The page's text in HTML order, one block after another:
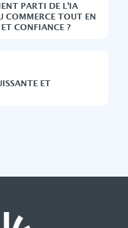
PARTI DE L’IA
COMMERCE TOUT EN
CONFIANCE ?
ET